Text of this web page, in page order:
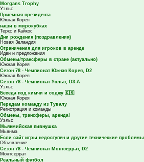
Morgans Troрhy
Уэльс
Приёмная президента
Южная Корея
наши в мирокубках
Теркс и Кайкос
Дни рождения (поздравления)
Новая Зеландия
Ограничения для игроков в аренде
Идеи и предложения
Обмены/трансферы в стране (актуально)
Южная Корея
Сезон 78 - Чемпионат Южная Корея, D2
Южная Корея
Сезон 78 - Чемпионат Уэльс, D3-A
Уэльс
Беседа под кимчи и соджу 🇰🇷
Южная Корея
Передам команду из Тувалу
Регистрация и команды
Обмены, трансферы, аренда!
Уэльс
Мьянмийская пивнушка
Мьянма
Если сайт игры недоступен и другие технические проблемы
Объявление
Сезон 78 - Чемпионат Монтсеррат, D2
Монтсеррат
Реальный футбол